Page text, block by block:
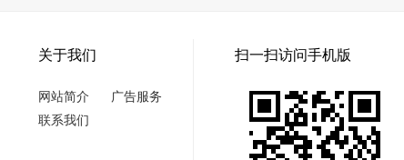
关于我们
网站简介
广告服务
联系我们
扫一扫访问手机版